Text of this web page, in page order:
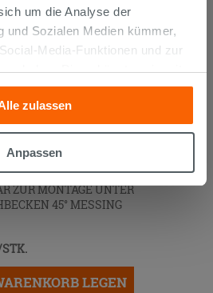
um die Analyse der
und Sozialen Medien kümmer,
Media-Funktionen und zur
Diese könnten sie mit
die Sie ihnen geliefert haben oder
ihrer Dienste
Falls Sie mehr wissen
zu allen oder einigen
Klicken auf die Schaltfläche
werden. Wenn Sie auf
können Sie das Surfen erst
technischen Cookies fortsetzen.
zulassen
Anpassen
ZUR MONTAGE UNTER
45° MESSING
LEGEN